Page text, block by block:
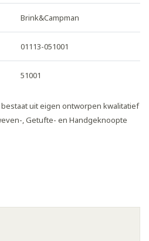
Brink&Campman
01113-051001
51001
bestaat uit eigen ontworpen kwalitatief
, Getufte- en Handgeknoopte